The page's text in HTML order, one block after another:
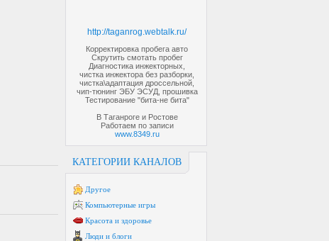
http://taganrog.webtalk.ru/
Корректировка пробега авто
Скрутить смотать пробег
Диагностика инжекторных,
чистка инжектора без разборки,
чистка\адаптация дроссельной,
чип-тюнинг ЭБУ ЭСУД, прошивка
Тестирование "бита-не бита"
В Таганроге и Ростове
Работаем по записи
www.8349.ru
КАТЕГОРИИ КАНАЛОВ
Другое
Компьютерные игры
Красота и здоровье
Люди и блоги